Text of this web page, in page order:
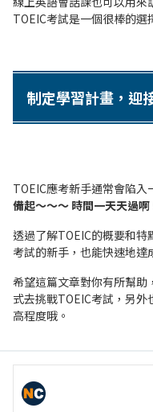
TOEIC考試是一個很棒的選
制定學習計畫，迎
TOEIC應考新手通常會陷入
備起～～～ 時間一天天過啊
透過了解TOEIC的概要和
考試的新手，也能快速地達
希望這篇文章對你有所幫
式去挑戰TOEIC考試，另
高程度哦。